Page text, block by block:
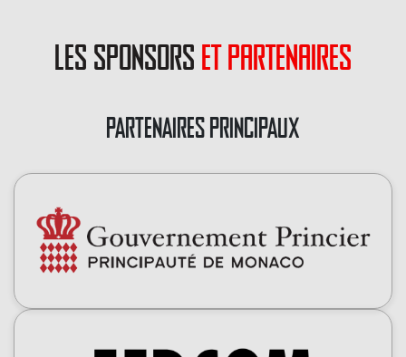
les sponsors et partenaires
PARTENAIRES PRINCIPAUX